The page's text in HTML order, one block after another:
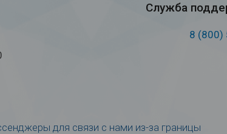
Служба
8 (800)
для связи с нами из-за границы